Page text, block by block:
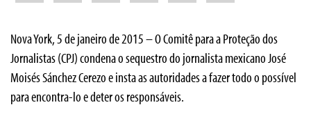
Nova York, 5 de janeiro de 2015 – O Comitê para a Proteção dos
Jornalistas (CPJ) condena o sequestro do jornalista mexicano José
Moisés Sánchez Cerezo e insta as autoridades a fazer todo o possível
para encontra-lo e deter os responsáveis.